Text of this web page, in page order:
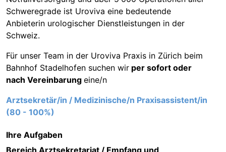
Schweregrade ist Uroviva eine bedeutende
Anbieterin urologischer Dienstleistungen in der
Schweiz.
Für unser Team in der Uroviva Praxis in Zürich beim
Bahnhof Stadelhofen suchen wir per sofort oder
nach Vereinbarung eine/n
Arztsekretär/in / Medizinische/n Praxisassistent/in
(80 - 100%)
Ihre Aufgaben